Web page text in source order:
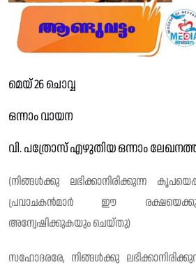
മെയ് 26 ചൊവ്വ
ഒന്നാം വായന
വി. പത്രോസ് എഴുതിയ ഒന്നാം
(നിങ്ങൾക്കു ലഭിക്കാനിരിക്കുന്ന
പ്രവാചകൻമാർ ഈ
അന്വേഷിക്കുകയും ചെയ്‌തു)
സഹോദരരേ, നിങ്ങൾക്കു